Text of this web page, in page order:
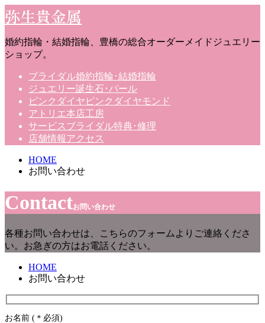
弥生貴金属
婚約指輪・結婚指輪、豊橋の総合オーダーメイドジュエリー
ショップ。
ブライダル婚約指輪･結婚指輪
ジュエリー誕生石･パール
ピンクダイヤ ピンクダイヤモンド
アトリエ本店工房
サービス ブライダル特典･修理
店舗情報アクセス
HOME
お問い合わせ
Contactお問い合わせ
各種お問い合わせは、こちらのフォームよりご連絡くださ
い。お急ぎの方はお電話ください。
HOME
お問い合わせ
お名前 (＊必須)